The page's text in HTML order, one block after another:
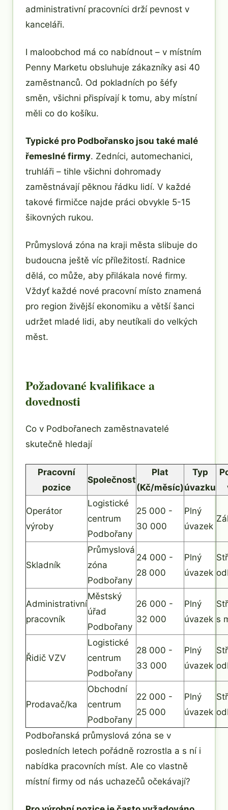
administrativní pracovníci drží pevnost v
kanceláři.
I maloobchod má co nabídnout – v místním
Penny Marketu obsluhuje zákazníky asi 40
zaměstnanců. Od pokladních po šéfy
směn, všichni přispívají k tomu, aby místní
měli co do košíku.
Typické pro Podbořansko jsou také malé
řemeslné firmy. Zedníci, automechanici,
truhláři – tihle všichni dohromady
zaměstnávají pěknou řádku lidí. V každé
takové firmičce najde práci obvykle 5-15
šikovných rukou.
Průmyslová zóna na kraji města slibuje do
budoucna ještě víc příležitostí. Radnice
dělá, co může, aby přilákala nové firmy.
Vždyť každé nové pracovní místo znamená
pro region živější ekonomiku a větší šanci
udržet mladé lidi, aby neutíkali do velkých
měst.
Požadované kvalifikace a
dovednosti
Co v Podbořanech zaměstnavatelé
skutečně hledají
Pracovní
pozice
Společnost
Plat
(Kč/měsíc)
Typ
úvazku
Operátor
výroby
Logistické
centrum
Podbořany
25 000 -
30 000
Plný
úvazek
Skladník
Průmyslová
zóna
Podbořany
24 000 -
28 000
Plný
úvazek
Administrativní
pracovník
Městský
úřad
Podbořany
26 000 -
32 000
Plný
úvazek s
Řidič VZV
Logistické
centrum
Podbořany
28 000 -
33 000
Plný
úvazek
Prodavač/ka
Obchodní
centrum
Podbořany
22 000 -
25 000
Plný
úvazek
Podbořanská průmyslová zóna se v
posledních letech pořádně rozrostla a s ní i
nabídka pracovních míst. Ale co vlastně
místní firmy od nás uchazečů očekávají?